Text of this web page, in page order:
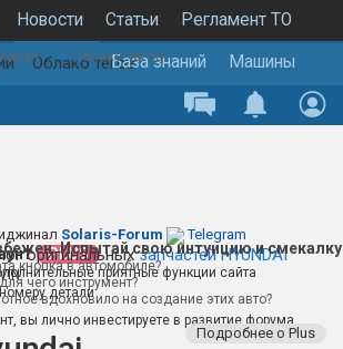
Новости Статьи Регламент ТО
Галерея
Облако теговБаза знаний Машины
Облако тегов
Solaris-Forum Telegram
оригинальныхзапчастей HYUNDAI
детали
Испытай свою интуицию и смекалку
кнопка в автомобиле?
чего инструмент?
вдохновило на создание этих авто?
PLUS
приятные функции сайта
вы лично инвестируете в развитие форума
Подробнее о Plus